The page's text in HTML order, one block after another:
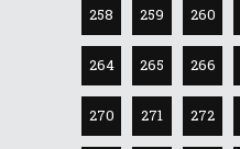
258 259 260
264 265 266
270 271 272